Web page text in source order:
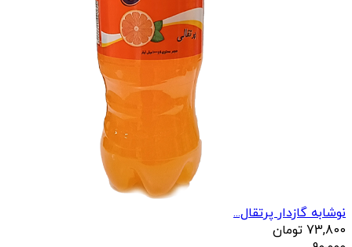
نوشابه گازدار پرتقال...
73,800 تومان